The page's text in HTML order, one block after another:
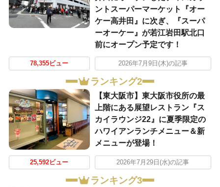
ントスーパーマーケット『オー
ケー高井田』に次ぎ、『スーパ
ーオーケー』が若江岩田駅北口
前にオープン予定です！
78,355ビュー 2026年7月9日(木)の記事
ランキング2
【東大阪市】東大阪市役所の最
上階にある展望レストラン『ス
カイラウンジ22』に夏季限定の
ハワイアンランチメニュー＆新
メニューが登場！
25,592ビュー 2026年7月29日(水)の記事
ランキング3